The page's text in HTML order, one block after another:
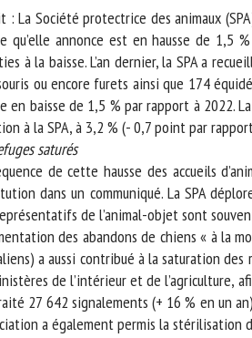
: La Société protectrice des animaux
qu’elle annonce est en hausse de 1,5
à la baisse. L’an dernier, la SPA a
ou encore furets ainsi que 174
en baisse de 1,5 % par rapport à 2022.
à la SPA, à 3,2 % (- 0,7 point par rapport
saturés
de cette hausse des accueils
dans un communiqué. La SPA
de l’animal-objet sont
des abandons de chiens « à la
a aussi contribué à la saturation
de l’intérieur et de l’agriculture,
27 642 signalements (+ 16 % en un
a également permis la stérilisation
*
En
utilisées